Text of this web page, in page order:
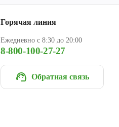
Горячая линия
Ежедневно с 8:30 до 20:00
8-800-100-27-27
Обратная связь